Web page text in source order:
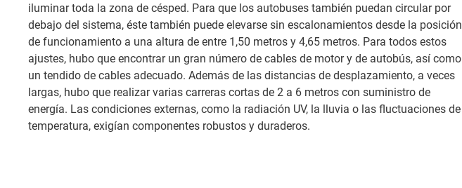
iluminar toda la zona de césped. Para que los autobuses también puedan circular por
debajo del sistema, éste también puede elevarse sin escalonamientos desde la posición
de funcionamiento a una altura de entre 1,50 metros y 4,65 metros. Para todos estos
ajustes, hubo que encontrar un gran número de cables de motor y de autobús, así como
un tendido de cables adecuado. Además de las distancias de desplazamiento, a veces
largas, hubo que realizar varias carreras cortas de 2 a 6 metros con suministro de
energía. Las condiciones externas, como la radiación UV, la lluvia o las fluctuaciones de
temperatura, exigían componentes robustos y duraderos.